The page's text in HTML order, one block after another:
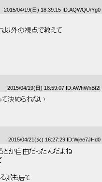
2015/04/19(日) 18:39:15 ID:AQWQU/Yg0
以外の視点で教えて
2015/04/19(日) 18:59:07 ID:AWhWhBt2I
て決められない
2015/04/21(火) 16:27:29 ID:Wjee7JHd0
とか自由だったんだよね
派も居て